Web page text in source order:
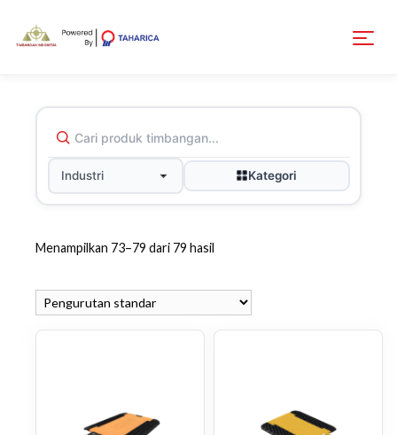
Industri Kategori
Menampilkan 73–79 dari 79 hasil